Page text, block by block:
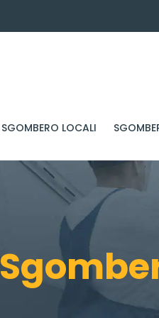
SGOMBERO LOCALI